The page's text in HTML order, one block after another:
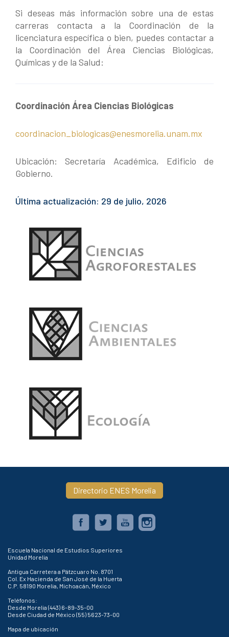
Si deseas más información sobre una de estas
carreras contacta a la Coordinación de la
licenciatura específica o bien, puedes contactar a
la Coordinación del Área Ciencias Biológicas,
Químicas y de la Salud:
Coordinación Área Ciencias Biológicas
coordinacion_biologicas@enesmorelia.unam.mx
Ubicación: Secretaría Académica, Edificio de
Gobierno.
Última actualización: 29 de julio, 2026
Directorio ENES Morelia
Escuela Nacional de Estudios Superiores
Unidad Morelia
Antigua Carretera a Pátzcuaro No. 8701
Col. Ex Hacienda de San José de la Huerta
C.P. 58190 Morelia, Michoacán, México
Teléfonos:
Desde Morelia (443) 6-89-35-00
Desde Ciudad de México (55) 5623-73-00
Mapa de ubicación